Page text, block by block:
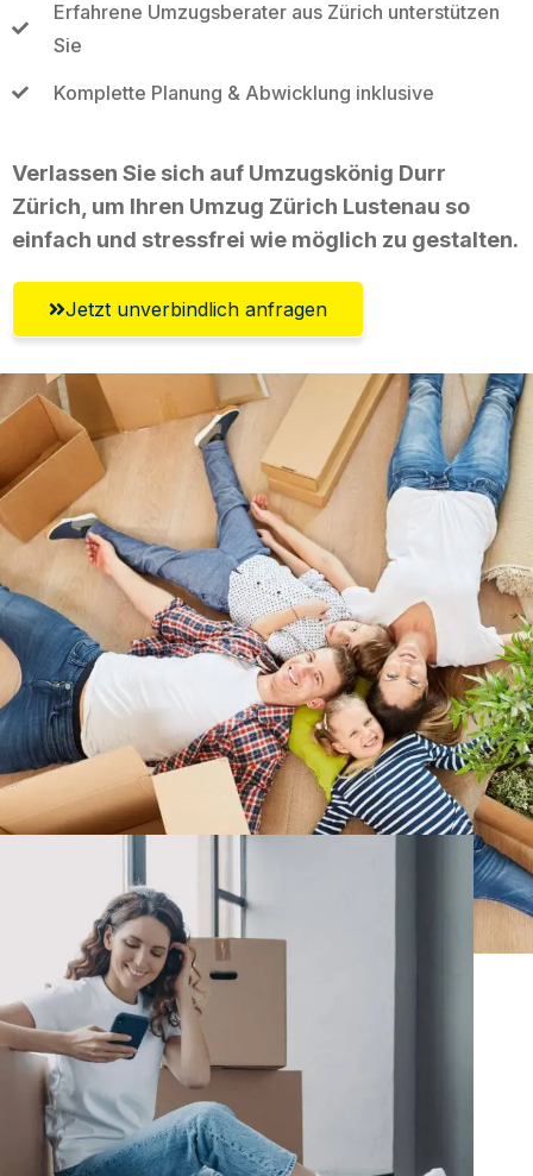
Erfahrene Umzugsberater aus Zürich unterstützen
Sie
Komplette Planung & Abwicklung inklusive
Verlassen Sie sich auf Umzugskönig Durr
Zürich, um Ihren Umzug Zürich Lustenau so
einfach und stressfrei wie möglich zu gestalten.
Jetzt unverbindlich anfragen